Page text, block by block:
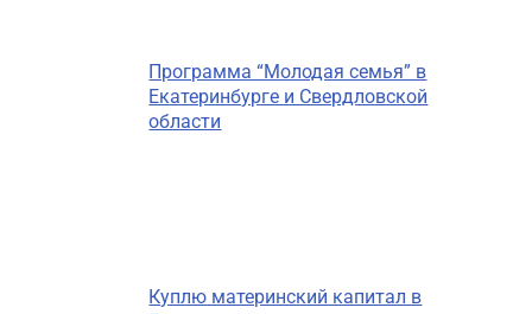
Программа “Молодая семья” в
Екатеринбурге и Свердловской
области
Куплю материнский капитал в